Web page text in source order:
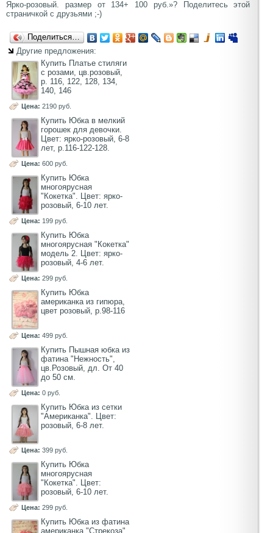
Ярко-розовый. размер от 134+ 100 руб.»? Поделитесь этой
страничкой с друзьями ;-)
Поделиться…
Другие предложения:
Купить Платье стиляги
с розами, цв.розовый,
р. 116, 122, 128, 134,
140, 146
Цена: 2190 руб.
Купить Юбка в мелкий
горошек для девочки.
Цвет: ярко-розовый, 6-8
лет, р.116-122-128.
Цена: 600 руб.
Купить Юбка
многоярусная
"Кокетка". Цвет: ярко-
розовый, 6-10 лет.
Цена: 199 руб.
Купить Юбка
многоярусная "Кокетка"
модель 2. Цвет: ярко-
розовый, 4-6 лет.
Цена: 299 руб.
Купить Юбка
американка из гипюра,
цвет розовый, р.98-116
Цена: 499 руб.
Купить Пышная юбка из
фатина "Нежность",
цв.Розовый, дл. От 40
до 50 см.
Цена: 0 руб.
Купить Юбка из сетки
"Американка". Цвет:
розовый, 6-8 лет.
Цена: 399 руб.
Купить Юбка
многоярусная
"Кокетка". Цвет:
розовый, 6-10 лет.
Цена: 299 руб.
Купить Юбка из фатина
американка "Стрекоза",